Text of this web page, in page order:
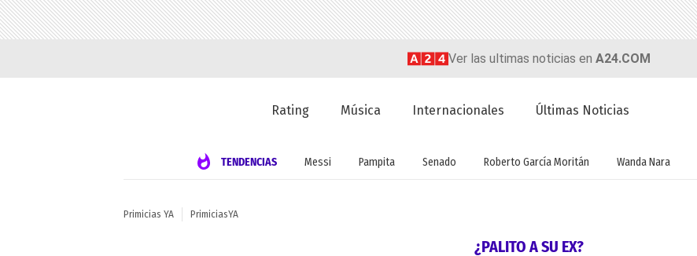
Ver las ultimas noticias en A24.COM
Rating Música Internacionales Últimas Noticias
TENDENCIAS Messi Pampita Senado Roberto García Moritán Wanda Nara
Primicias YA PrimiciasYA
¿PALITO A SU EX?